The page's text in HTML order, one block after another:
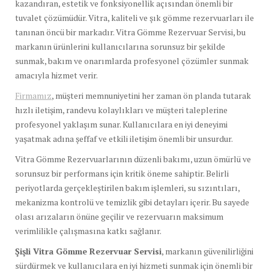
kazandıran, estetik ve fonksiyonellik açısından önemli bir
tuvalet çözümüdür. Vitra, kaliteli ve şık gömme rezervuarları ile
tanınan öncü bir markadır. Vitra Gömme Rezervuar Servisi, bu
markanın ürünlerini kullanıcılarına sorunsuz bir şekilde
sunmak, bakım ve onarımlarda profesyonel çözümler sunmak
amacıyla hizmet verir.
Firmamız, müşteri memnuniyetini her zaman ön planda tutarak
hızlı iletişim, randevu kolaylıkları ve müşteri taleplerine
profesyonel yaklaşım sunar. Kullanıcılara en iyi deneyimi
yaşatmak adına şeffaf ve etkili iletişim önemli bir unsurdur.
Vitra Gömme Rezervuarlarının düzenli bakımı, uzun ömürlü ve
sorunsuz bir performans için kritik öneme sahiptir. Belirli
periyotlarda gerçekleştirilen bakım işlemleri, su sızıntıları,
mekanizma kontrolü ve temizlik gibi detayları içerir. Bu sayede
olası arızaların önüne geçilir ve rezervuarın maksimum
verimlilikle çalışmasına katkı sağlanır.
Şişli Vitra Gömme Rezervuar Servisi, markanın güvenilirliğini
sürdürmek ve kullanıcılara en iyi hizmeti sunmak için önemli bir